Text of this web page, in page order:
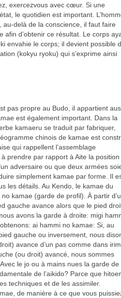
exercezvous avec cœur. Si une
le quotidien est important.
au-delà de la conscience, il faut faire
afin d’obtenir ce résultat. Le corps
envahie le corps; il devient possible
(kokyu ryoku) qui s’exprime ainsi
pas propre au Budo, il appartient
est également important. Dans la
kamaeru se traduit par fabriquer,
chinois de kamae est
qui rappellent l’assemblage
prendre par rapport à Aite la position
adversaire ou que deux armées
simplement kamae par forme. Il
les détails. Au Kendo, le kamae du
kamae (garde de profil). À partir
gauche avance alors que le pied
avons la garde à droite: migi
ai hammi no kamae: Si, au
gauche ou inversement, nous
avance d’un pas comme dans
(ou droit) avancé, nous sommes
le jo ou à mains nues la garde de
de l’aikido? Parce que
techniques et de les assimiler.
de manière à ce que vous